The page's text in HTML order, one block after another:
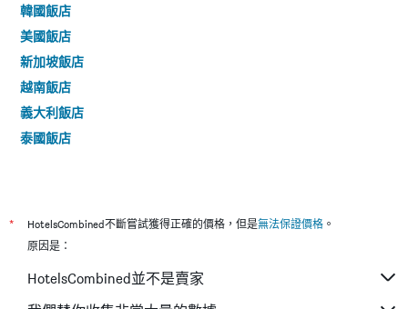
韓國飯店
美國飯店
新加坡飯店
越南飯店
義大利飯店
泰國飯店
* HotelsCombined不斷嘗試獲得正確的價格，但是無法保證價格 。
原因是：
HotelsCombined並不是賣家